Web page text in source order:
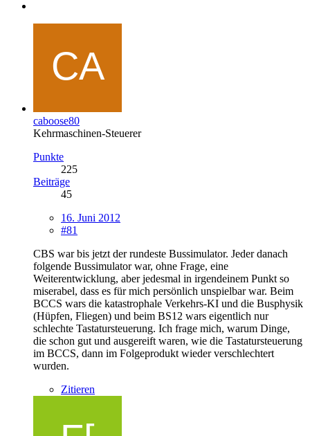
caboose80
Kehrmaschinen-Steuerer
Punkte
225
Beiträge
45
16. Juni 2012
#81
CBS war bis jetzt der rundeste Bussimulator. Jeder danach
folgende Bussimulator war, ohne Frage, eine
Weiterentwicklung, aber jedesmal in irgendeinem Punkt so
miserabel, dass es für mich persönlich unspielbar war. Beim
BCCS wars die katastrophale Verkehrs-KI und die Busphysik
(Hüpfen, Fliegen) und beim BS12 wars eigentlich nur
schlechte Tastatursteuerung. Ich frage mich, warum Dinge,
die schon gut und ausgereift waren, wie die Tastatursteuerung
im BCCS, dann im Folgeprodukt wieder verschlechtert
wurden.
Zitieren